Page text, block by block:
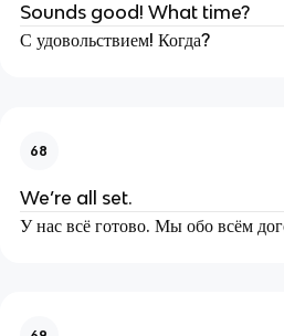
Sounds good! What time?
С удовольствием! Когда?
68
We’re all set.
У нас всё готово. Мы обо всём